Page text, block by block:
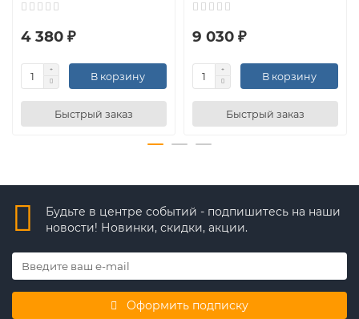
4 380 ₽
В корзину
Быстрый заказ
9 030 ₽
В корзину
Быстрый заказ
Будьте в центре событий - подпишитесь на наши
новости! Новинки, скидки, акции.
Оформить подписку